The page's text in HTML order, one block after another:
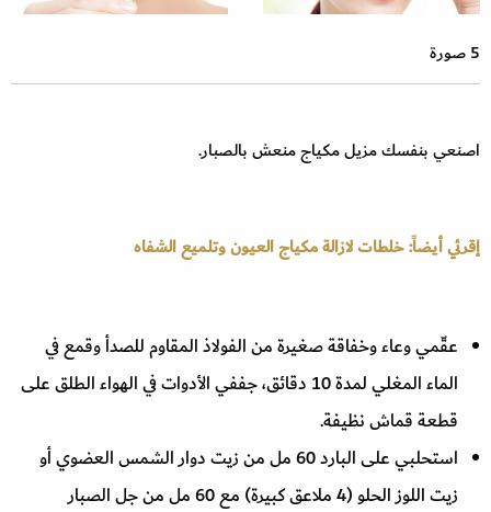
5 صورة
اصنعي بنفسك مزيل مكياج منعش بالصبار.
إقرئي أيضاً: خلطات لازالة مكياج العيون وتلميع الشفاه
عقّمي وعاء وخفاقة صغيرة من الفولاذ المقاوم للصدأ وقمع في
الماء المغلي لمدة 10 دقائق، جففي الأدوات في الهواء الطلق على
قطعة قماش نظيفة.
استحلبي على البارد 60 مل من زيت دوار الشمس العضوي أو
زيت اللوز الحلو (4 ملاعق كبيرة) مع 60 مل من جل الصبار